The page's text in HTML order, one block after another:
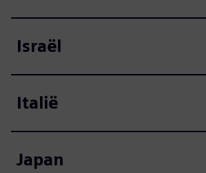
Israël
Italië
Japan